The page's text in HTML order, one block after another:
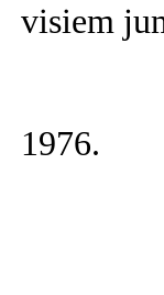
visiem
1976.